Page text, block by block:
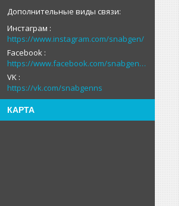
Инстаграм
https://www.instagram.com/snabgen/
Facebook
https://www.facebook.com/snabgenNS
VK
https://vk.com/snabgenns
КАРТА